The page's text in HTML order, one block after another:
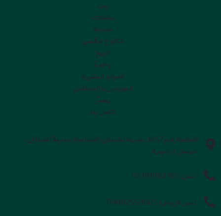
بيت
منتجات
مدونة
كتالوج هالسي
تاريخ
وحدة
الموارد البشرية
الموردين و الممثلين
يصدّر
اتصل بنا
القطعة رقم 1457، مدينة تشيناران الصناعية، مدينة تشيناران،
خراسان الرضوية
تلفن:02191092155
تلفن فروش:09002553505